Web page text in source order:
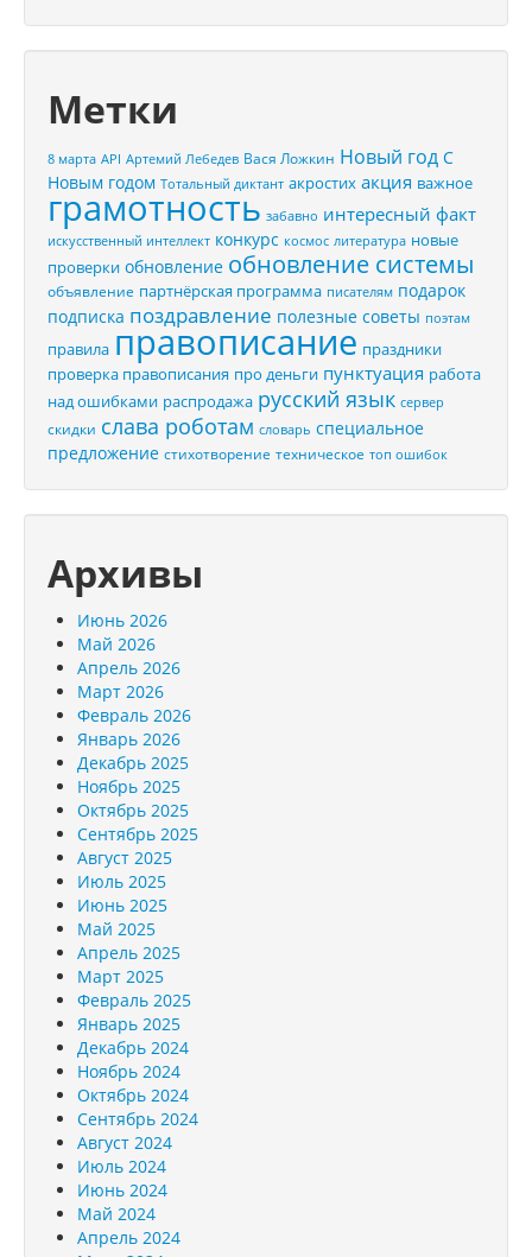
Метки
8 марта API Артемий Лебедев Вася Ложкин Новый год С
Новым годом Тотальный диктант акростих акция важное
грамотность забавно интересный факт
искусственный интеллект конкурс космос литература новые
проверки обновление обновление системы
объявление партнёрская программа писателям подарок
подписка поздравление полезные советы поэтам
правила правописание праздники
проверка правописания про деньги пунктуация работа
над ошибками распродажа русский язык сервер
скидки слава роботам словарь специальное
предложение стихотворение техническое топ ошибок
Архивы
Июнь 2026
Май 2026
Апрель 2026
Март 2026
Февраль 2026
Январь 2026
Декабрь 2025
Ноябрь 2025
Октябрь 2025
Сентябрь 2025
Август 2025
Июль 2025
Июнь 2025
Май 2025
Апрель 2025
Март 2025
Февраль 2025
Январь 2025
Декабрь 2024
Ноябрь 2024
Октябрь 2024
Сентябрь 2024
Август 2024
Июль 2024
Июнь 2024
Май 2024
Апрель 2024